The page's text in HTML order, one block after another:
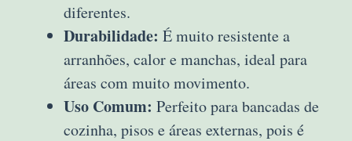
diferentes.
Durabilidade: É muito resistente a
arranhões, calor e manchas, ideal para
áreas com muito movimento.
Uso Comum: Perfeito para bancadas de
cozinha, pisos e áreas externas, pois é